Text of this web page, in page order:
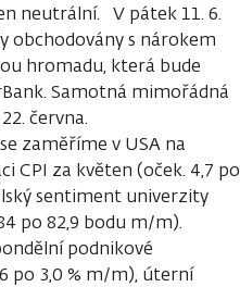
neutrální. V pátek 11. 6.
obchodovány s nárokem
hromadu, která bude
Samotná mimořádná
června.
zaměříme v USA na
CPI za květen (oček. 4,7 po
sentiment univerzity
po 82,9 bodu m/m).
podnikové
po 3,0 % m/m), úterní